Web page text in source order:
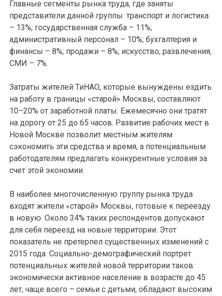
Главные сегменты рынка труда, где заняты
представители данной группы: транспорт и логистика
– 13%; государственная служба – 11%;
административный персонал – 10%; бухгалтерия и
финансы – 8%; продажи – 8%; искусство, развлечения,
СМИ – 7%.
Затраты жителей ТиНАО, которые вынуждены ездить
на работу в границы «старой» Москвы, составляют
10–20% от заработной платы. Ежемесячно они тратят
на дорогу от 25 до 65 часов. Развитие рабочих мест в
Новой Москве позволит местным жителям
сэкономить эти средства и время, а потенциальным
работодателям предлагать конкурентные условия за
счет этой экономии.
В наиболее многочисленную группу рынка труда
входят жители «старой» Москвы, готовые к переезду
в новую. Около 34% таких респондентов допускают
для себя переезд на новые территории. Этот
показатель не претерпел существенных изменений с
2015 года. Социально-демографический портрет
потенциальных жителей новой территории таков:
экономически активное население в возрасте до 45
лет, чаще всего – семьи с детьми, обладают высоким